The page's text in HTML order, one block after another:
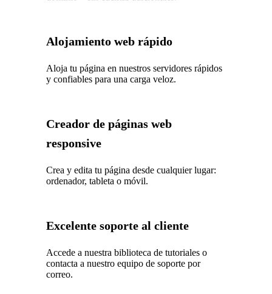
Alojamiento web rápido
Aloja tu página en nuestros servidores rápidos
y confiables para una carga veloz.
Creador de páginas web
responsive
Crea y edita tu página desde cualquier lugar:
ordenador, tableta o móvil.
Excelente soporte al cliente
Accede a nuestra biblioteca de tutoriales o
contacta a nuestro equipo de soporte por
correo.